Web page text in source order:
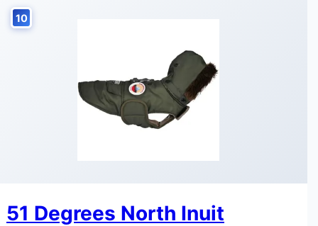
10
51 Degrees North Inuit